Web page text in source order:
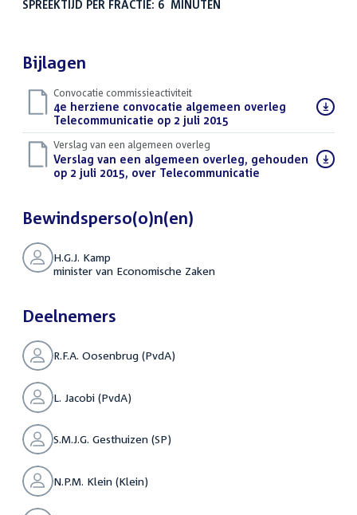
SPREEKTIJD PER FRACTIE: 6 MINUTEN
Bijlagen
Convocatie commissieactiviteit
Download
bestand:
4e herziene convocatie algemeen overleg
Telecommunicatie op 2 juli 2015
Verslag van een algemeen overleg
Download
bestand:
Verslag van een algemeen overleg, gehouden
op 2 juli 2015, over Telecommunicatie
Bewindsperso(o)n(en)
H.G.J. Kamp
minister van Economische Zaken
Deelnemers
R.F.A. Oosenbrug (PvdA)
L. Jacobi (PvdA)
S.M.J.G. Gesthuizen (SP)
N.P.M. Klein (Klein)